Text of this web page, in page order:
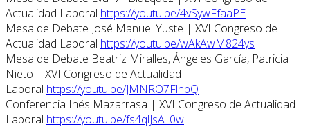
Actualidad Laboral https://youtu.be/4vSywFfaaPE
Mesa de Debate José Manuel Yuste | XVI Congreso de
Actualidad Laboral https://youtu.be/wAkAwM824ys
Mesa de Debate Beatriz Miralles, Ángeles García, Patricia
Nieto | XVI Congreso de Actualidad
Laboral https://youtu.be/JMNRO7FlhbQ
Conferencia Inés Mazarrasa | XVI Congreso de Actualidad
Laboral https://youtu.be/fs4qlJsA_0w